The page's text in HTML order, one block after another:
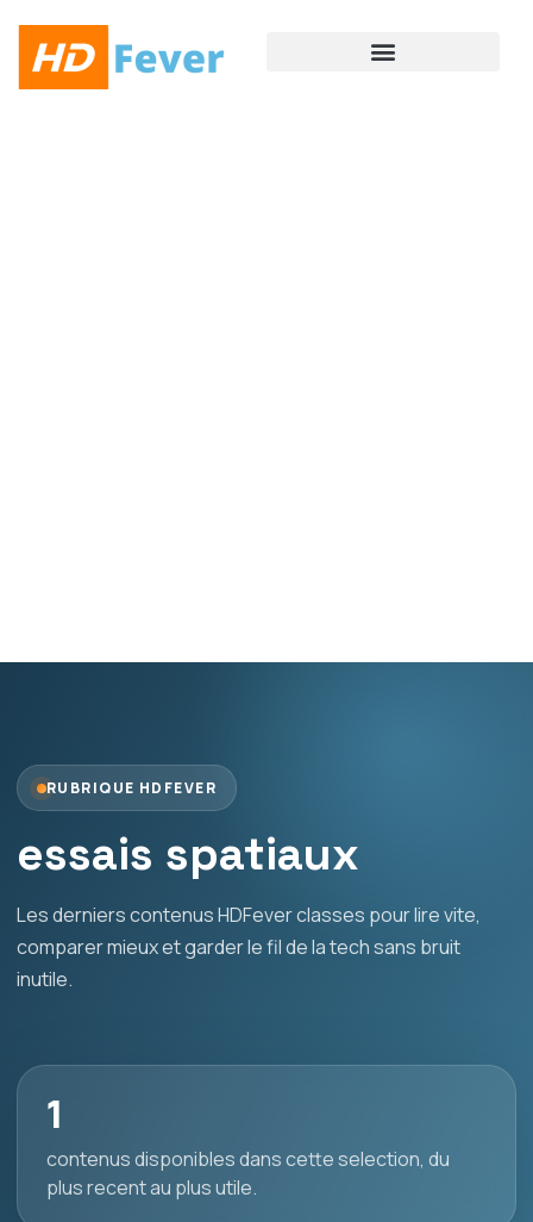
RUBRIQUE HDFEVER
essais spatiaux
Les derniers contenus HDFever classes pour lire vite,
comparer mieux et garder le fil de la tech sans bruit
inutile.
1
contenus disponibles dans cette selection, du
plus recent au plus utile.